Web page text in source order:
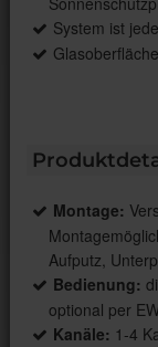
System ist
Montage:
Aufputz,
Bedienung:
optional per
Kanäle: 1-4